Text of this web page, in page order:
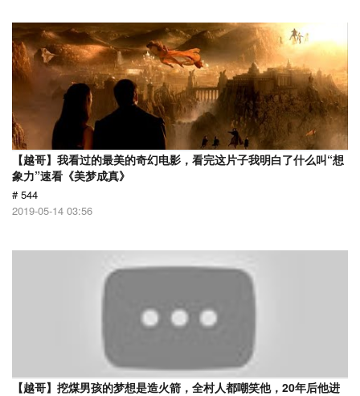
【越哥】我看过的最美的奇幻电影，看完这片子我明白了什么叫“想
象力”速看《美梦成真》
# 544
2019-05-14 03:56
【越哥】挖煤男孩的梦想是造火箭，全村人都嘲笑他，20年后他进